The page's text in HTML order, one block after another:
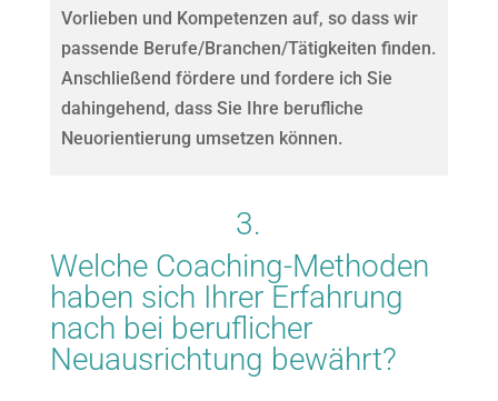
Vorlieben und Kompetenzen auf, so dass wir
passende Berufe/Branchen/Tätigkeiten finden.
Anschließend fördere und fordere ich Sie
dahingehend, dass Sie Ihre berufliche
Neuorientierung umsetzen können.
3.
Welche Coaching-Methoden
haben sich Ihrer Erfahrung
nach bei beruflicher
Neuausrichtung bewährt?